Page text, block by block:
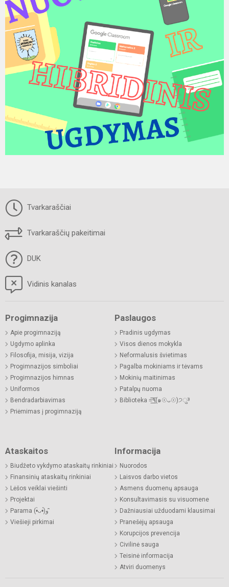
Tvarkaraščiai
Tvarkaraščių pakeitimai
DUK
Vidinis kanalas
Progimnazija
Apie progimnaziją
Ugdymo aplinka
Filosofija, misija, vizija
Progimnazijos simboliai
Progimnazijos himnas
Uniformos
Bendradarbiavimas
Priėmimas į progimnaziją
Paslaugos
Pradinis ugdymas
Visos dienos mokykla
Neformalusis švietimas
Pagalba mokiniams ir tėvams
Mokinių maitinimas
Patalpų nuoma
Biblioteka =͟͟͞͞٩(๑☉ᴗ☉)੭ु⁾⁾
Ataskaitos
Biudžeto vykdymo ataskaitų rinkiniai
Finansinių ataskaitų rinkiniai
Lėšos veiklai viešinti
Projektai
Parama (•̀ᴗ•́)و ̑̑
Viešieji pirkimai
Informacija
Nuorodos
Laisvos darbo vietos
Asmens duomenų apsauga
Konsultavimasis su visuomene
Dažniausiai užduodami klausimai
Pranešėjų apsauga
Korupcijos prevencija
Civilinė sauga
Teisinė informacija
Atviri duomenys